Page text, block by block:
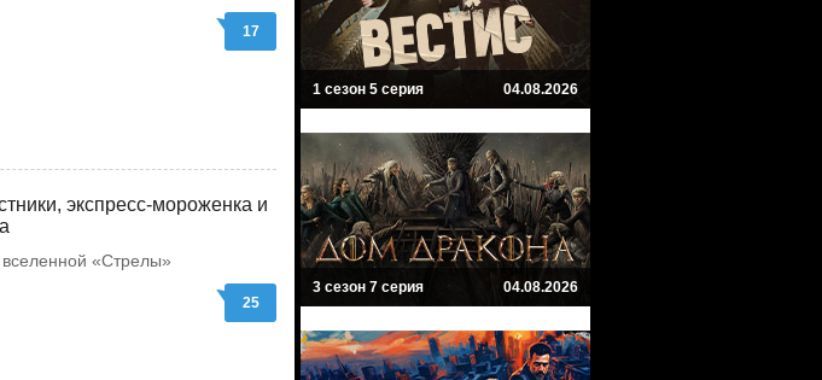
17
экспресс-мороженка и
«Стрелы»
25
1 сезон 5 серия 04.08.2026
3 сезон 7 серия 04.08.2026